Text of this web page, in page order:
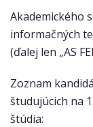
Akademického
informačných
(ďalej len „AS
Zoznam
študujúcich na
štúdia: